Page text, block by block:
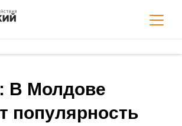
Молдове
популярность